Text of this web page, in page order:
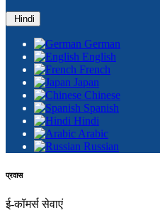
Hindi
German
English
French
Japan
Chinese
Spanish
Hindi
Arabic
Russian
प्रवास
ई-कॉमर्स सेवाएं